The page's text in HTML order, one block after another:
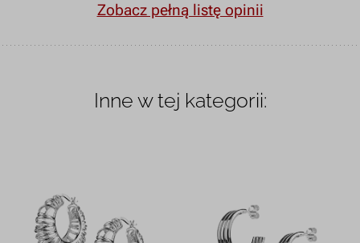
Zobacz pełną listę opinii
Inne w tej kategorii: